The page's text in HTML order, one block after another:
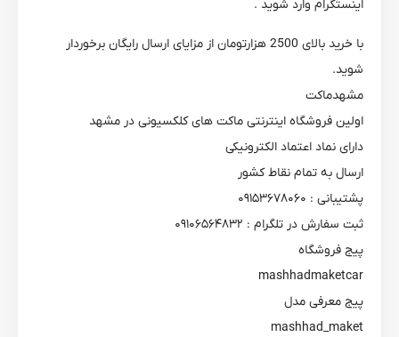
اینستگرام وارد شوید .
با خرید بالای 2500 هزارتومان از مزایای ارسال رایگان برخوردار
شوید.
مشهدماکت
اولین فروشگاه اینترنتی ماکت های کلکسیونی در مشهد
دارای نماد اعتماد الکترونیکی
ارسال به تمام نقاط کشور
پشتیبانی : ۰۹۱۵۳۶۷۸۰۶۰
ثبت سفارش در تلگرام : ۰۹۱۰۶۵۶۴۸۳۲
پیج فروشگاه
mashhadmaketcar
پیج معرفی مدل
mashhad_maket